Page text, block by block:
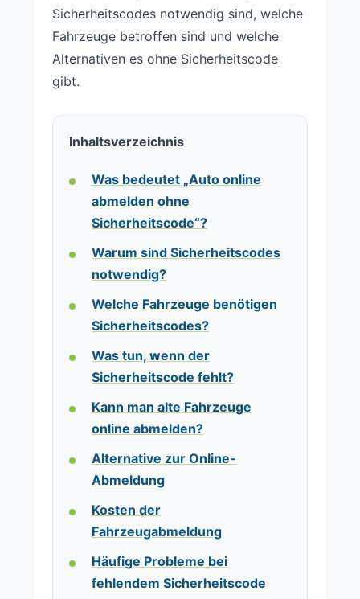
Sicherheitscodes notwendig sind, welche
Fahrzeuge betroffen sind und welche
Alternativen es ohne Sicherheitscode
gibt.
Inhaltsverzeichnis
Was bedeutet „Auto online
abmelden ohne
Sicherheitscode“?
Warum sind Sicherheitscodes
notwendig?
Welche Fahrzeuge benötigen
Sicherheitscodes?
Was tun, wenn der
Sicherheitscode fehlt?
Kann man alte Fahrzeuge
online abmelden?
Alternative zur Online-
Abmeldung
Kosten der
Fahrzeugabmeldung
Häufige Probleme bei
fehlendem Sicherheitscode